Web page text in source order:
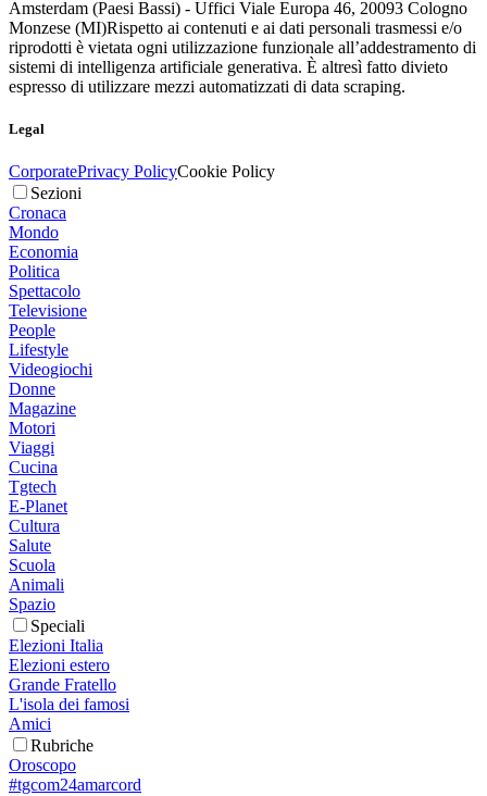
Amsterdam (Paesi Bassi) - Uffici Viale Europa 46, 20093 Cologno
Monzese (MI)Rispetto ai contenuti e ai dati personali trasmessi e/o
riprodotti è vietata ogni utilizzazione funzionale all’addestramento di
sistemi di intelligenza artificiale generativa. È altresì fatto divieto
espresso di utilizzare mezzi automatizzati di data scraping.
Legal
CorporatePrivacy PolicyCookie Policy
Sezioni
Cronaca
Mondo
Economia
Politica
Spettacolo
Televisione
People
Lifestyle
Videogiochi
Donne
Magazine
Motori
Viaggi
Cucina
Tgtech
E-Planet
Cultura
Salute
Scuola
Animali
Spazio
Speciali
Elezioni Italia
Elezioni estero
Grande Fratello
L'isola dei famosi
Amici
Rubriche
Oroscopo
#tgcom24amarcord